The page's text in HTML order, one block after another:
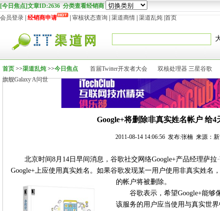
[今日焦点]文章ID:2636 分类查看经销商
会员登录 经销商申请 审核状态查询 渠道商情 渠道乱炖 首页
首页 >>渠道乱炖>>今日焦点 首届Twitter开发者大会
双核处理器 三星谷歌
旗舰Galaxy A问世
Google+将删除非真实姓名帐户 给4
2011-08-14 14:06:56 发布:张楠 来源：
北京时间8月14日早间消息，谷歌社交网络Google+产品经理萨拉
Google+上应使用真实姓名。如果谷歌发现某一用户使用非真实姓名
的帐户将被删除。
谷歌表示，希望Google+能够
该服务的用户应当使用与真实世